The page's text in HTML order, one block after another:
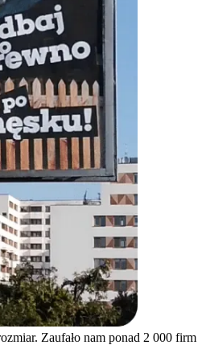
Zaufało nam ponad 2 000 firm